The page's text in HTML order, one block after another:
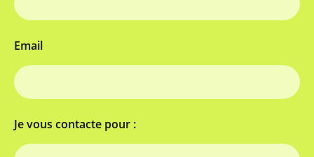
Email
Je vous contacte pour :